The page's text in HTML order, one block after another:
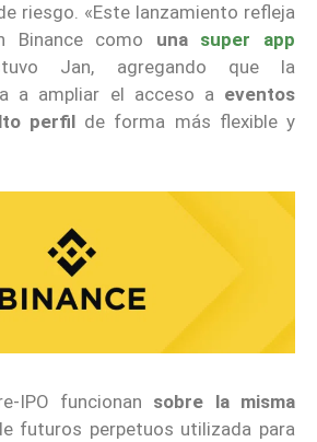
riesgo. «Este lanzamiento refleja
Binance como una super app
Jan, agregando que la
a ampliar el acceso a eventos
perfilde forma más flexible y
IPO funcionan sobre la misma
futuros perpetuos utilizada para